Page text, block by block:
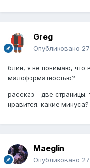
Greg
Опубликовано
блин, я не понимаю, что
малоформатностью?
рассказ - две страницы.
нравится. какие минуса?
Maeglin
Опубликовано